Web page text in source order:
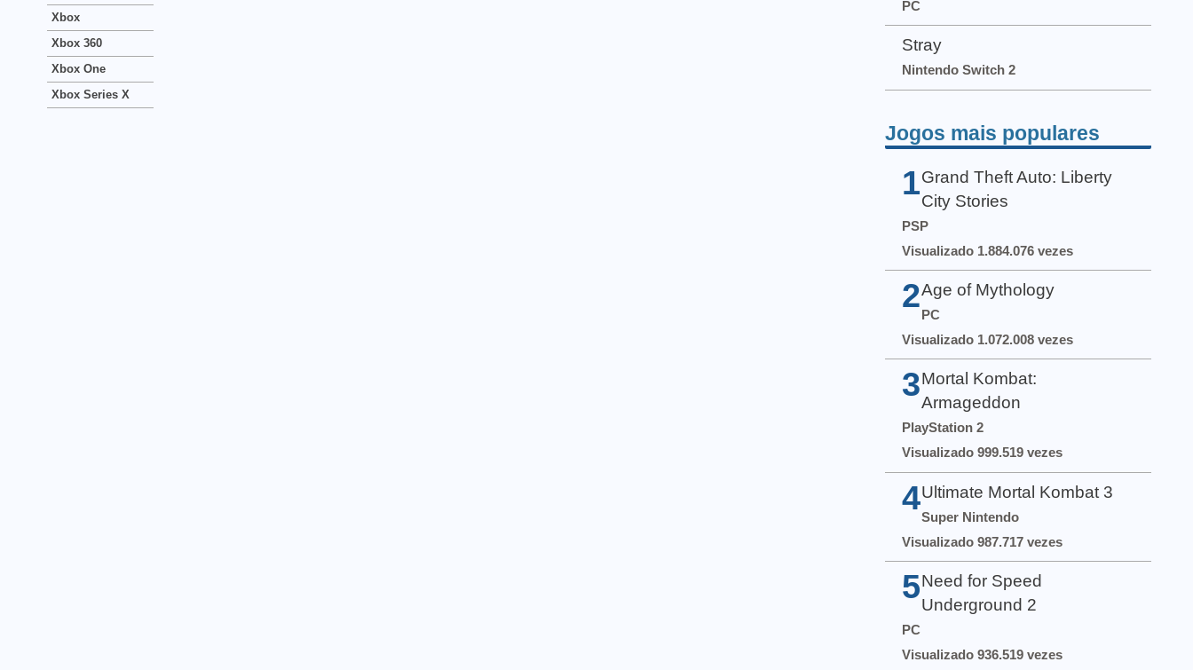
Xbox
Xbox 360
Xbox One
Xbox Series X
PC
Stray
Nintendo Switch 2
Jogos mais populares
1 Grand Theft Auto: Liberty
City Stories
PSP
Visualizado 1.884.076 vezes
2Age of Mythology
PC
Visualizado 1.072.008 vezes
3 Mortal Kombat:
Armageddon
PlayStation 2
Visualizado 999.519 vezes
4 Ultimate Mortal Kombat 3
Super Nintendo
Visualizado 987.717 vezes
5 Need for Speed
Underground 2
PC
Visualizado 936.519 vezes